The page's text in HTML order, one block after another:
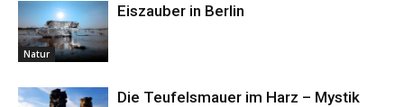
Natur
Eiszauber in Berlin
Die Teufelsmauer im Harz – Mystik